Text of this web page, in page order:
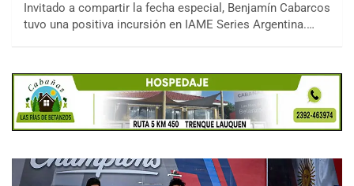
Invitado a compartir la fecha especial, Benjamín Cabarcos
tuvo una positiva incursión en IAME Series Argentina.…